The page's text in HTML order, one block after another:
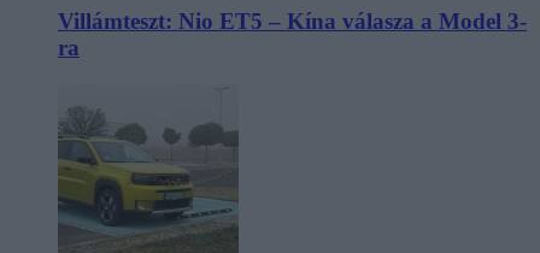
Villámteszt: Nio ET5 – Kína válasza a Model 3-
ra